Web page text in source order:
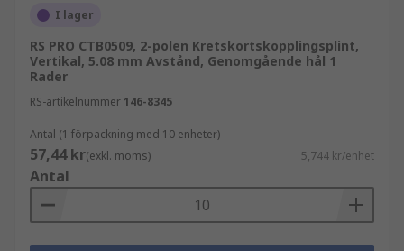
Styr- och reglerkort
Industriell elektronik
Strömförsörjning och signalanslutning på
PCB
Test-, prototyp- och utvecklingsmiljöer
Olika typer av PCB-plintar
I lager
RS PRO CTB0509, 2-polen Kretskortskopplingsplint,
Vertikal, 5.08 mm Avstånd, Genomgående hål 1
Rader
RS-artikelnummer 146-8345
Antal (1 förpackning med 10 enheter)
57,44 kr(exkl. moms) 5,744 kr/enhet
Antal